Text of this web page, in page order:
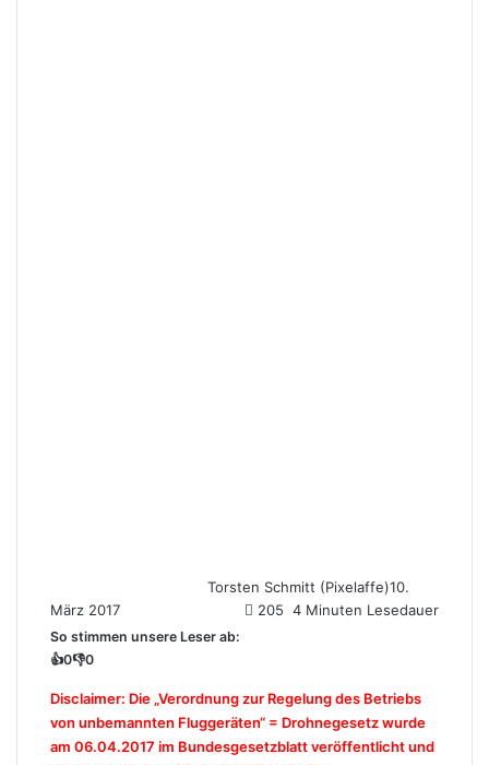
Torsten Schmitt (Pixelaffe)10.
März 2017
205 4 Minuten Lesedauer
So stimmen unsere Leser ab:
👍0👎0
Disclaimer: Die „Verordnung zur Regelung des Betriebs
von unbemannten Fluggeräten“ = Drohnegesetz wurde
am 06.04.2017 im Bundesgesetzblatt veröffentlicht und